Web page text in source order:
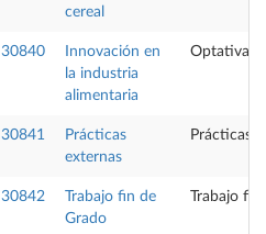
cereal
30840
Innovación en
la industria
alimentaria
Optativa
30841
Prácticas
externas
Prácticas
30842
Trabajo fin de
Grado
Trabajo